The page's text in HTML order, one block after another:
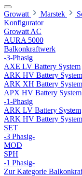
Growatt Marstek
Konfigurator
Growatt AC
AURA 5000
Balkonkraftwerk
-3-Phasig
AXE LV Battery System
ARK HV Battery System
ARK XH Battery System
APX HV Battery System
-1-Phasig
ARK LV Battery System
ARK HV Battery System
SET
-3 Phasig-
MOD
SPH
-1 Phasig-
Zur Kategorie